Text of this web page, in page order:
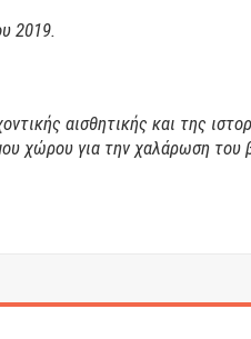
2019.
αισθητικής και της
χώρου για την χαλάρωση